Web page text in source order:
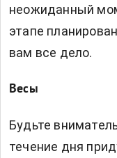
неожиданный
этапе
вам все дело.
Весы
Будьте
течение дня